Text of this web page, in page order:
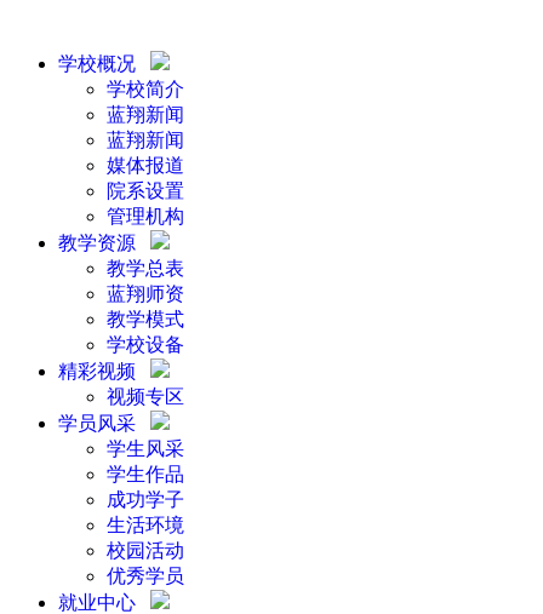
学校概况
学校简介
蓝翔新闻
蓝翔新闻
媒体报道
院系设置
管理机构
教学资源
教学总表
蓝翔师资
教学模式
学校设备
精彩视频
视频专区
学员风采
学生风采
学生作品
成功学子
生活环境
校园活动
优秀学员
就业中心